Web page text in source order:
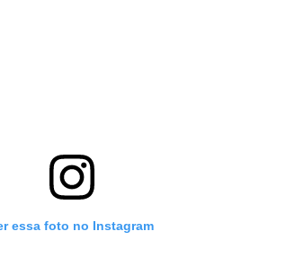
essa foto no Instagram